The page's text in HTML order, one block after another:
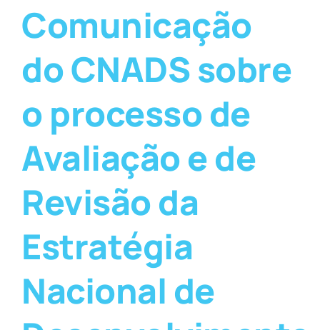
Comunicação
do CNADS sobre
o processo de
Avaliação e de
Revisão da
Estratégia
Nacional de